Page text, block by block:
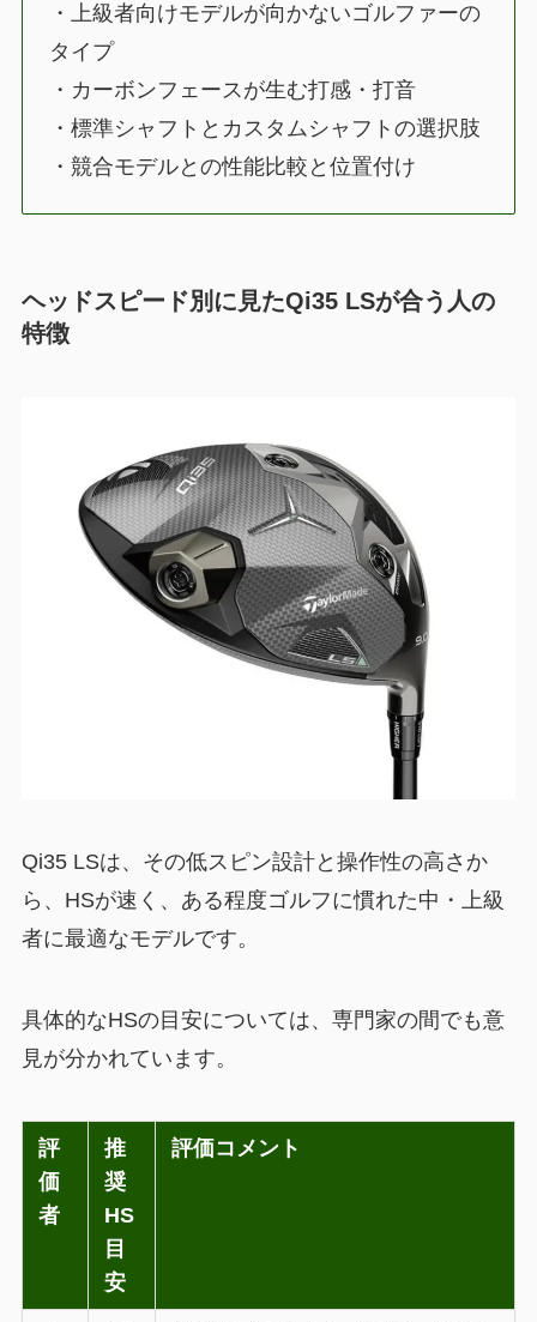
・上級者向けモデルが向かないゴルファーの
タイプ
・カーボンフェースが生む打感・打音
・標準シャフトとカスタムシャフトの選択肢
・競合モデルとの性能比較と位置付け
ヘッドスピード別に見たQi35 LSが合う人の
特徴
Qi35 LSは、その低スピン設計と操作性の高さか
ら、HSが速く、ある程度ゴルフに慣れた中・上級
者に最適なモデルです。
具体的なHSの目安については、専門家の間でも意
見が分かれています。
評
価
者
推
奨
HS
目
安
評価コメント